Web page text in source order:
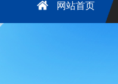
网站首页